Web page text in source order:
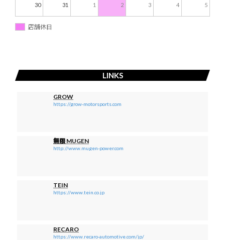
30 31 1 2 3 4 5
店舗休日
LINKS
GROW
https://grow-motorsports.com
無限 MUGEN
http://www.mugen-power.com
TEIN
https://www.tein.co.jp
RECARO
https://www.recaro-automotive.com/jp/